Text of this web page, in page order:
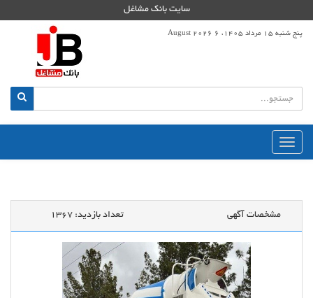
سایت بانک مشاغل
پنج شنبه 15 مرداد 1405، 6 August 2026
منوی
اصلی
مشخصات آگهی تعداد بازدید: 1367